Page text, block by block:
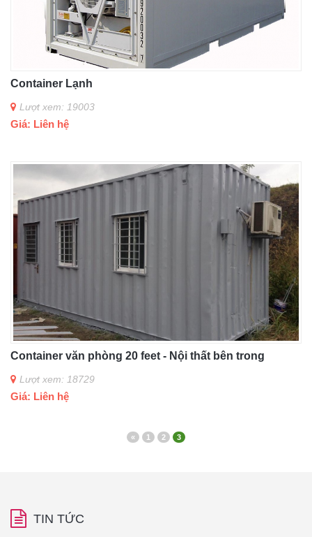
Container Lạnh
Lượt xem: 19003
Giá: Liên hệ
Container văn phòng 20 feet - Nội thất bên trong
Lượt xem: 18729
Giá: Liên hệ
« 1 2 3
TIN TỨC